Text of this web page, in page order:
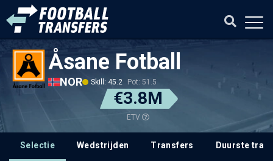
Åsane Fotball
NOR Skill: 45.2 Pot: 51.5
€3.8M
ETV
Selectie Wedstrijden Transfers Duurste